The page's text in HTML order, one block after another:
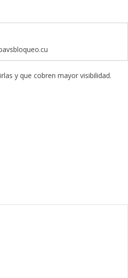
y que cobren mayor visibilidad.